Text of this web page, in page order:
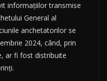
informațiilor transmise
General al
anchetatorilor se
2024, când, prin
ar fi fost distribuite